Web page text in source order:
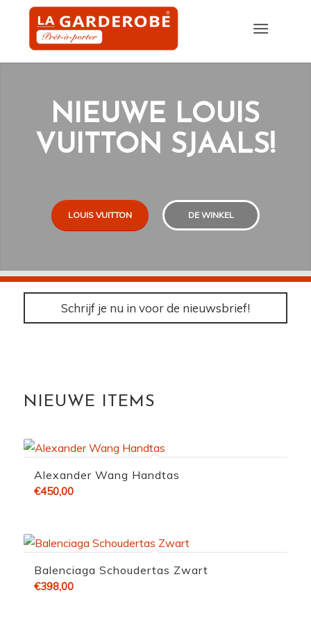
NIEUWE LOUIS
VUITTON SJAALS!
LOUIS VUITTON DE WINKEL
Schrijf je nu in voor de nieuwsbrief!
NIEUWE ITEMS
Alexander Wang Handtas
€450,00
Balenciaga Schoudertas Zwart
€398,00